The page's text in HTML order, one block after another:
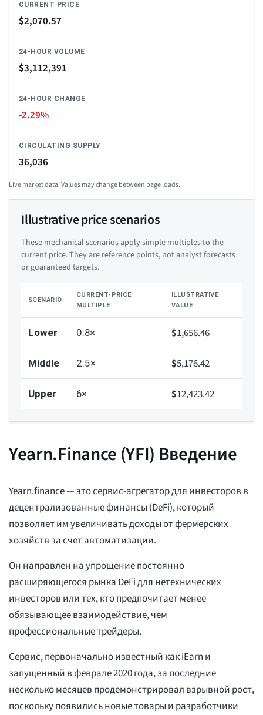
CURRENT PRICE
$2,070.57
24-HOUR VOLUME
$3,112,391
24-HOUR CHANGE
-2.29%
CIRCULATING SUPPLY
36,036
Live market data. Values may change between page loads.
Illustrative price scenarios
These mechanical scenarios apply simple multiples to the
current price. They are reference points, not analyst forecasts
or guaranteed targets.
SCENARIO
CURRENT-PRICE
MULTIPLE
ILLUSTRATIVE
VALUE
Lower 0.8× $1,656.46
Middle 2.5× $5,176.42
Upper 6× $12,423.42
Yearn.Finance (YFI) Введение
Yearn.finance — это сервис-агрегатор для инвесторов в
децентрализованные финансы (DeFi), который
позволяет им увеличивать доходы от фермерских
хозяйств за счет автоматизации.
Он направлен на упрощение постоянно
расширяющегося рынка DeFi для нетехнических
инвесторов или тех, кто предпочитает менее
обязывающее взаимодействие, чем
профессиональные трейдеры.
Сервис, первоначально известный как iEarn и
запущенный в феврале 2020 года, за последние
несколько месяцев продемонстрировал взрывной рост,
поскольку появились новые товары и разработчики